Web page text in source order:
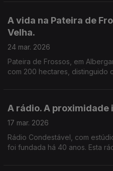
A vida na Pateira de
Velha.
24 mar. 2026
Pateira de Frossos, em
com 200 hectares, distinguido
A rádio. A proximidade
17 mar. 2026
Rádio Condestável, com
foi fundada há 40 anos. Esta